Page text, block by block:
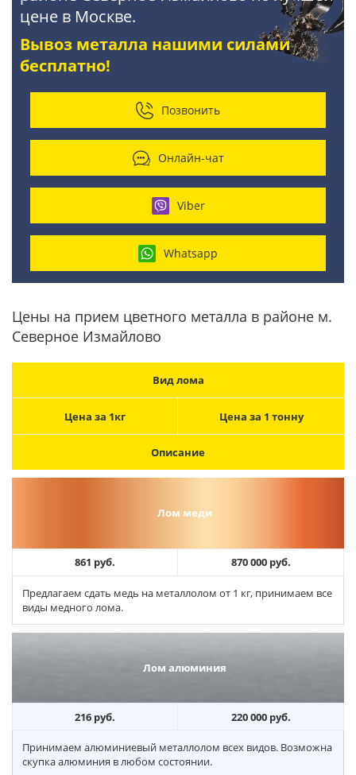
цене в Москве.
Вывоз металла нашими силами
бесплатно!
Позвонить
Онлайн-чат
Viber
Whatsapp
Цены на прием цветного металла в районе м.
Северное Измайлово
Вид лома
Цена за 1кг Цена за 1 тонну
Описание
Лом меди
861 руб. 870 000 руб.
Предлагаем сдать медь на металлолом от 1 кг, принимаем все
виды медного лома.
Лом алюминия
216 руб. 220 000 руб.
Принимаем алюминиевый металлолом всех видов. Возможна
скупка алюминия в любом состоянии.